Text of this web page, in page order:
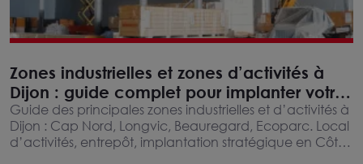
Zones industrielles et zones d’activités à
Dijon : guide complet pour implanter votre
entreprise
Guide des principales zones industrielles et d’activités à
Dijon : Cap Nord, Longvic, Beauregard, Ecoparc. Local
d’activités, entrepôt, implantation stratégique en Côte-